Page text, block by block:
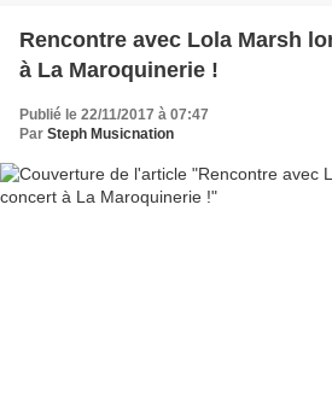
Rencontre avec Lola Marsh
à La Maroquinerie !
Publié le 22/11/2017 à 07:47
Par Steph Musicnation